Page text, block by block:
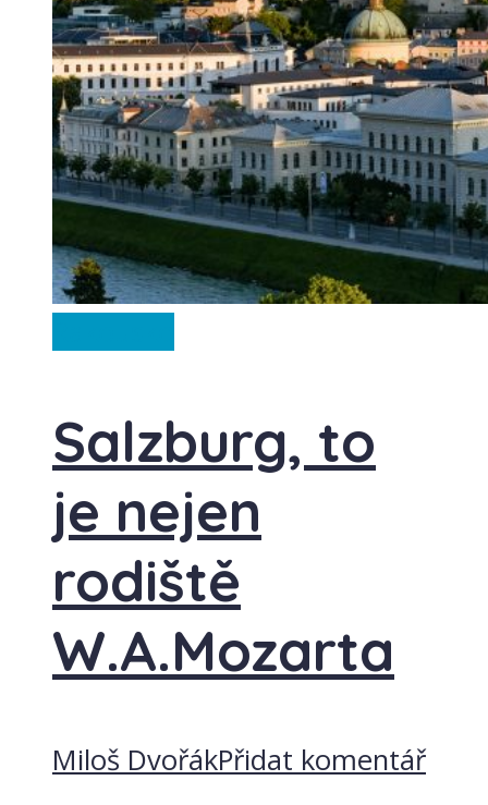
Salzburg, to
je nejen
rodiště
W.A.Mozarta
Miloš DvořákPřidat komentář